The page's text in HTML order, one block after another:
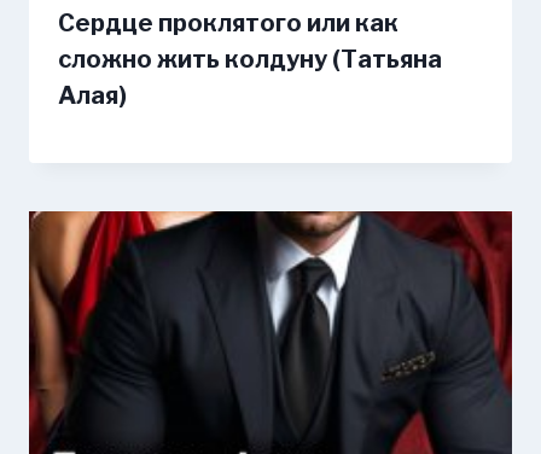
Сердце проклятого или как
сложно жить колдуну (Татьяна
Алая)